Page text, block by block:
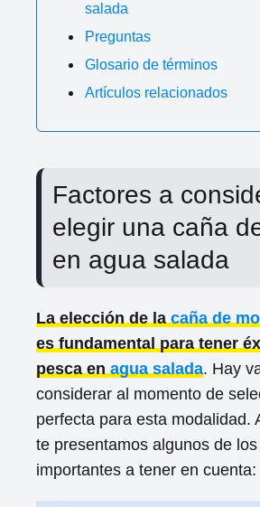
salada
Preguntas
Glosario de términos
Artículos relacionados
Factores a
elegir una caña
en agua salada
La elección de lacaña de
es fundamental para tener
pesca enagua salada. Hay
considerar al momento de
perfecta para esta modalidad.
te presentamos algunos de
importantes a tener en cuenta: